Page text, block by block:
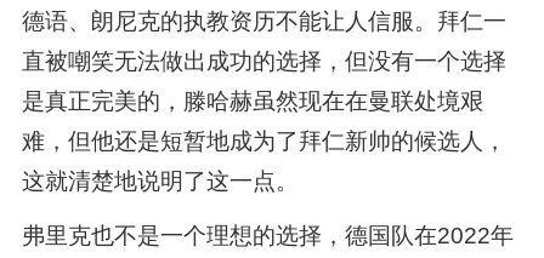
德语、朗尼克的执教资历不能让人信服。拜仁一
直被嘲笑无法做出成功的选择，但没有一个选择
是真正完美的，滕哈赫虽然现在在曼联处境艰
难，但他还是短暂地成为了拜仁新帅的候选人，
这就清楚地说明了这一点。
弗里克也不是一个理想的选择，德国队在2022年